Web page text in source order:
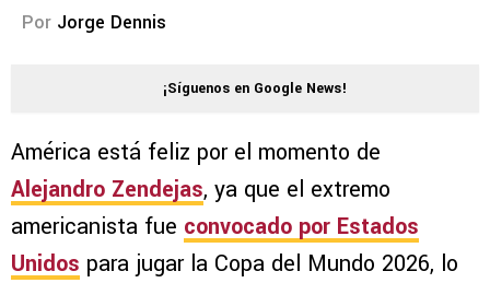
Por Jorge Dennis
¡Síguenos en Google News!
América está feliz por el momento de
Alejandro Zendejas, ya que el extremo
americanista fue convocado por Estados
Unidos para jugar la Copa del Mundo 2026, lo